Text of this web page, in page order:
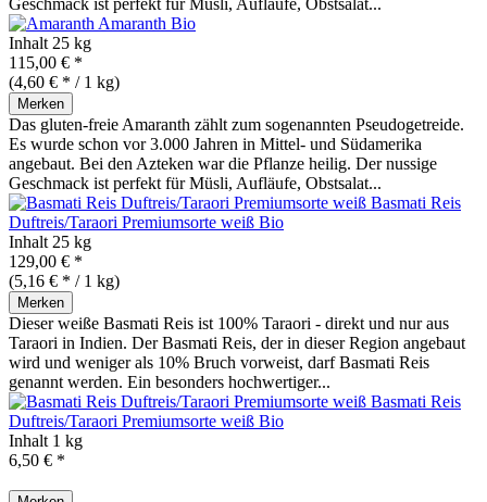
Geschmack ist perfekt für Müsli, Aufläufe, Obstsalat...
Amaranth Bio
Inhalt 25 kg
115,00 € *
(4,60 € * / 1 kg)
Merken
Das gluten-freie Amaranth zählt zum sogenannten Pseudogetreide.
Es wurde schon vor 3.000 Jahren in Mittel- und Südamerika
angebaut. Bei den Azteken war die Pflanze heilig. Der nussige
Geschmack ist perfekt für Müsli, Aufläufe, Obstsalat...
Basmati Reis
Duftreis/Taraori Premiumsorte weiß Bio
Inhalt 25 kg
129,00 € *
(5,16 € * / 1 kg)
Merken
Dieser weiße Basmati Reis ist 100% Taraori - direkt und nur aus
Taraori in Indien. Der Basmati Reis, der in dieser Region angebaut
wird und weniger als 10% Bruch vorweist, darf Basmati Reis
genannt werden. Ein besonders hochwertiger...
Basmati Reis
Duftreis/Taraori Premiumsorte weiß Bio
Inhalt 1 kg
6,50 € *